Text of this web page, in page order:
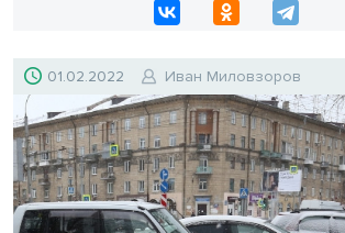
01.02.2022 Иван Миловзоров